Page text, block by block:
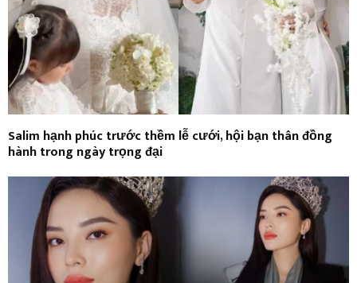
Salim hạnh phúc trước thềm lễ cưới, hội bạn thân đồng
hành trong ngày trọng đại